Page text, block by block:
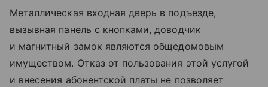
Металлическая входная дверь в подъезде,
вызывная панель с кнопками, доводчик
и магнитный замок являются общедомовым
имуществом. Отказ от пользования этой услугой
и внесения абонентской платы не позволяет